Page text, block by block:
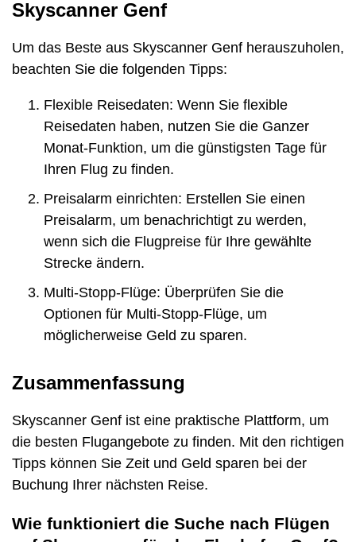
Skyscanner Genf
Um das Beste aus Skyscanner Genf herauszuholen,
beachten Sie die folgenden Tipps:
Flexible Reisedaten: Wenn Sie flexible
Reisedaten haben, nutzen Sie die Ganzer
Monat-Funktion, um die günstigsten Tage für
Ihren Flug zu finden.
Preisalarm einrichten: Erstellen Sie einen
Preisalarm, um benachrichtigt zu werden,
wenn sich die Flugpreise für Ihre gewählte
Strecke ändern.
Multi-Stopp-Flüge: Überprüfen Sie die
Optionen für Multi-Stopp-Flüge, um
möglicherweise Geld zu sparen.
Zusammenfassung
Skyscanner Genf ist eine praktische Plattform, um
die besten Flugangebote zu finden. Mit den richtigen
Tipps können Sie Zeit und Geld sparen bei der
Buchung Ihrer nächsten Reise.
Wie funktioniert die Suche nach Flügen